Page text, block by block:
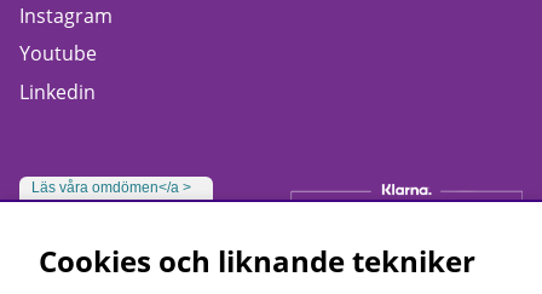
Instagram
Youtube
Linkedin
Läs våra omdömen</a >
Cookies och liknande tekniker